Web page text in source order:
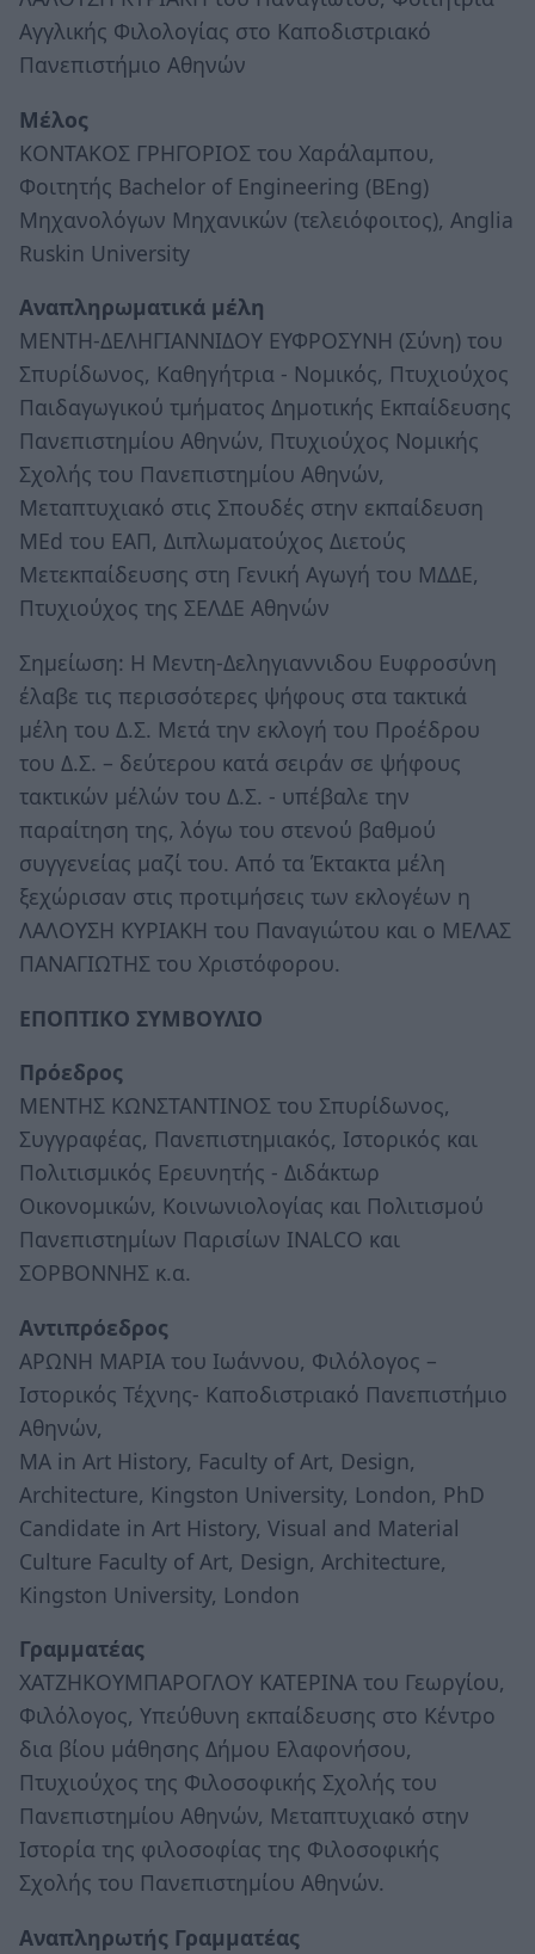
Αγγλικής Φιλολογίας στο Καποδιστριακό
Πανεπιστήμιο Αθηνών
Μέλος
ΚΟΝΤΑΚΟΣ ΓΡΗΓΟΡΙΟΣ του Χαράλαμπου,
Φοιτητής Bachelor of Engineering (BEng)
Μηχανολόγων Μηχανικών (τελειόφοιτος), Anglia
Ruskin University
Αναπληρωματικά μέλη
ΜΕΝΤΗ-ΔΕΛΗΓΙΑΝΝΙΔΟΥ ΕΥΦΡΟΣΥΝΗ (Σύνη) του
Σπυρίδωνος, Καθηγήτρια - Νομικός, Πτυχιούχος
Παιδαγωγικού τμήματος Δημοτικής Εκπαίδευσης
Πανεπιστημίου Αθηνών, Πτυχιούχος Νομικής
Σχολής του Πανεπιστημίου Αθηνών,
Μεταπτυχιακό στις Σπουδές στην εκπαίδευση
ΜΕd του ΕΑΠ, Διπλωματούχος Διετούς
Μετεκπαίδευσης στη Γενική Αγωγή του ΜΔΔΕ,
Πτυχιούχος της ΣΕΛΔΕ Αθηνών
Σημείωση: Η Μεντη-Δεληγιαννιδου Ευφροσύνη
έλαβε τις περισσότερες ψήφους στα τακτικά
μέλη του Δ.Σ. Μετά την εκλογή του Προέδρου
του Δ.Σ. – δεύτερου κατά σειράν σε ψήφους
τακτικών μέλών του Δ.Σ. - υπέβαλε την
παραίτηση της, λόγω του στενού βαθμού
συγγενείας μαζί του. Από τα Έκτακτα μέλη
ξεχώρισαν στις προτιμήσεις των εκλογέων η
ΛΑΛΟΥΣΗ ΚΥΡΙΑΚΗ του Παναγιώτου και ο ΜΕΛΑΣ
ΠΑΝΑΓΙΩΤΗΣ του Χριστόφορου.
ΕΠΟΠΤΙΚΟ ΣΥΜΒΟΥΛΙΟ
Πρόεδρος
ΜΕΝΤΗΣ ΚΩΝΣΤΑΝΤΙΝΟΣ του Σπυρίδωνος,
Συγγραφέας, Πανεπιστημιακός, Ιστορικός και
Πολιτισμικός Ερευνητής - Διδάκτωρ
Οικονομικών, Κοινωνιολογίας και Πολιτισμού
Πανεπιστημίων Παρισίων INALCO και
ΣΟΡΒΟΝΝΗΣ κ.α.
Αντιπρόεδρος
ΑΡΩΝΗ ΜΑΡΙΑ του Ιωάννου, Φιλόλογος –
Ιστορικός Τέχνης- Καποδιστριακό Πανεπιστήμιο
Αθηνών,
MA in Art History, Faculty of Art, Design,
Architecture, Kingston University, London, PhD
Candidate in Art History, Visual and Material
Culture Faculty of Art, Design, Architecture,
Kingston University, London
Γραμματέας
ΧΑΤΖΗΚΟΥΜΠΑΡΟΓΛΟΥ ΚΑΤΕΡΙΝΑ του Γεωργίου,
Φιλόλογος, Υπεύθυνη εκπαίδευσης στο Κέντρο
δια βίου μάθησης Δήμου Ελαφονήσου,
Πτυχιούχος της Φιλοσοφικής Σχολής του
Πανεπιστημίου Αθηνών, Μεταπτυχιακό στην
Ιστορία της φιλοσοφίας της Φιλοσοφικής
Σχολής του Πανεπιστημίου Αθηνών.
Αναπληρωτής Γραμματέας